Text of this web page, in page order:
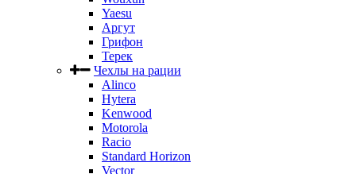
Yaesu
Аргут
Грифон
Терек
Чехлы на рации
Alinco
Hytera
Kenwood
Motorola
Racio
Standard Horizon
Vector